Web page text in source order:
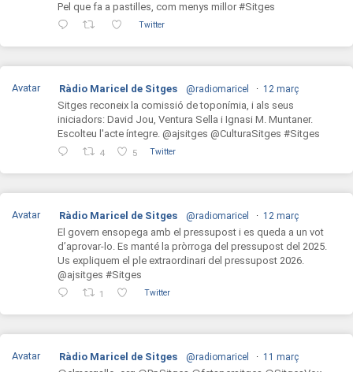
Pel que fa a pastilles, com menys millor #Sitges
Twitter
Avatar Ràdio Maricel de Sitges @radiomaricel · 12 març
Sitges reconeix la comissió de toponímia, i als seus
iniciadors: David Jou, Ventura Sella i Ignasi M. Muntaner.
Escolteu l'acte íntegre. @ajsitges @CulturaSitges #Sitges
4 5 Twitter
Avatar Ràdio Maricel de Sitges @radiomaricel · 12 març
El govern ensopega amb el pressupost i es queda a un vot
d’aprovar-lo. Es manté la pròrroga del pressupost del 2025.
Us expliquem el ple extraordinari del pressupost 2026.
@ajsitges #Sitges
1 Twitter
Avatar Ràdio Maricel de Sitges @radiomaricel · 11 març